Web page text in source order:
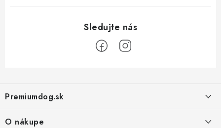
p
ä
Premiumdog.sk
O nákupe